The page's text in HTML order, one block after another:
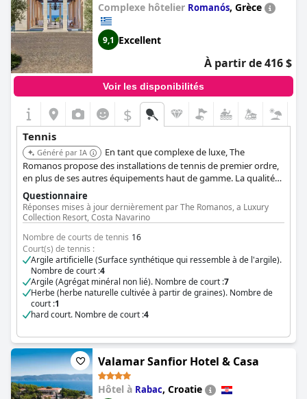
Complexe hôtelier Romanós, Grèce
9,1 Excellent
À partir de 416 $
Voir les disponibilités
$
Tennis
Généré par IA
En tant que complexe de luxe, The
Romanos propose des installations de tennis de premier ordre,
en plus de ses autres équipements haut de gamme. La qualité
du complexe garantit des courts bien entretenus et une
expérience de tennis premium.
Questionnaire
Réponses mises à jour dernièrement par The Romanos, a Luxury
Collection Resort, Costa Navarino
Nombre de courts de tennis 16
Court(s) de tennis :
Argile artificielle (Surface synthétique qui ressemble à de l'argile).
Nombre de court :4
Argile (Agrégat minéral non lié). Nombre de court :7
Herbe (herbe naturelle cultivée à partir de graines). Nombre de
court :1
hard court. Nombre de court :4
Valamar Sanfior Hotel & Casa
Hôtel à Rabac, Croatie